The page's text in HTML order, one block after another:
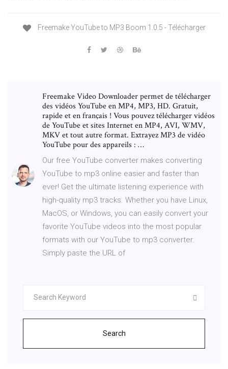
Freemake YouTube to MP3 Boom 1.0.5 - Télécharger
Freemake Video Downloader permet de télécharger
des vidéos YouTube en MP4, MP3, HD. Gratuit,
rapide et en français ! Vous pouvez télécharger vidéos
de YouTube et sites Internet en MP4, AVI, WMV,
MKV et tout autre format. Extrayez MP3 de vidéo
YouTube pour des appareils : …
Our free YouTube converter makes converting
YouTube to mp3 online easier and faster than
ever! Get the ultimate listening experience with
high-quality mp3 tracks. Whether you have Linux,
MacOS, or Windows, you can easily convert your
favorite YouTube videos into the most popular
formats with our YouTube to mp3 converter.
Simply paste the URL of
Search